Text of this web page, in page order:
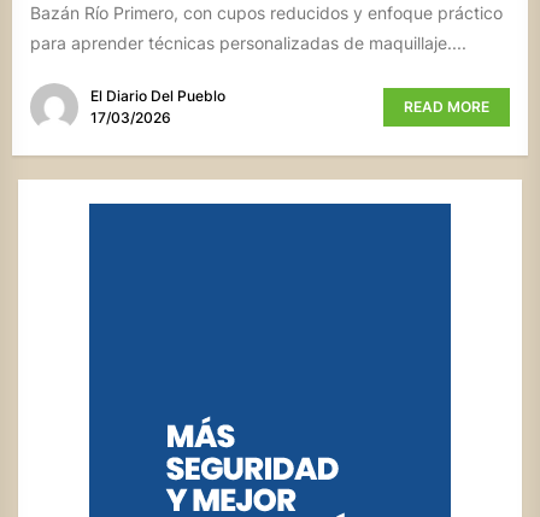
Bazán Río Primero, con cupos reducidos y enfoque práctico
para aprender técnicas personalizadas de maquillaje....
El Diario Del Pueblo
17/03/2026
READ MORE